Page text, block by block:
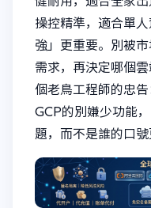
操控精準，適合單
強」更重要。別被
需求，再決定哪個
個老鳥工程師的忠
GCP的別嫌少功能
題，而不是誰的口號